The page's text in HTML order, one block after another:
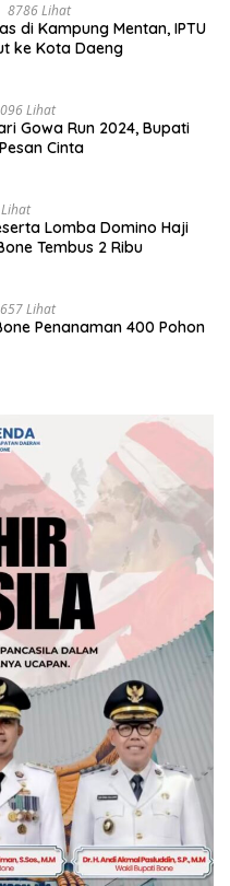
8786 Lihat
di Kampung Mentan, IPTU
ke Kota Daeng
Lihat
Gowa Run 2024, Bupati
Cinta
Lomba Domino Haji
Tembus 2 Ribu
Lihat
Penanaman 400 Pohon